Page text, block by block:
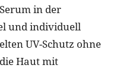
in der
und individuell
UV-Schutz ohne
Haut mit